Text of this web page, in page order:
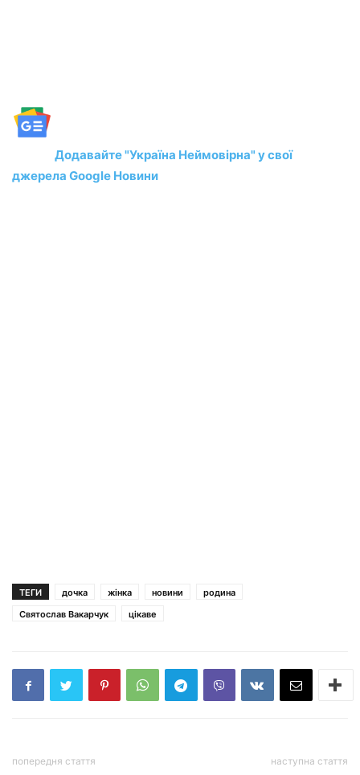
Додавайте "Україна Неймовірна" у свої
джерела Google Новини
ТЕГИ дочка жінка новини
родина
Святослав Вакарчук
цікаве
попередня стаття наступна стаття